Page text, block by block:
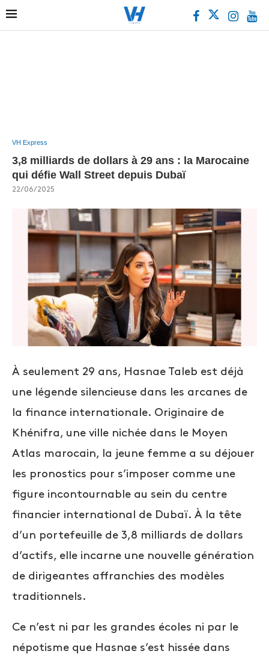
VH Express
3,8 milliards de dollars à 29 ans : la Marocaine
qui défie Wall Street depuis Dubaï
22/06/2025
À seulement 29 ans, Hasnae Taleb est déjà
une légende silencieuse dans les arcanes de
la finance internationale. Originaire de
Khénifra, une ville nichée dans le Moyen
Atlas marocain, la jeune femme a su déjouer
les pronostics pour s’imposer comme une
figure incontournable au sein du centre
financier international de Dubaï. À la tête
d’un portefeuille de 3,8 milliards de dollars
d’actifs, elle incarne une nouvelle génération
de dirigeantes affranchies des modèles
traditionnels.
Ce n’est ni par les grandes écoles ni par le
népotisme que Hasnae s’est hissée dans